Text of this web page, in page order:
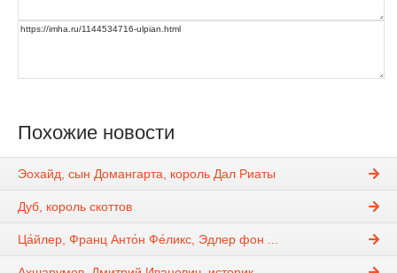
Похожие новости
Эохайд, сын Домангарта, король Дал Риаты
Дуб, король скоттов
Ца́йлер, Франц Анто́н Фе́ликс, Эдлер фон ...